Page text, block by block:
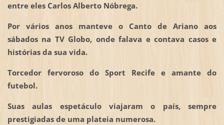
entre eles Carlos Alberto Nóbrega.
Por vários anos manteve o Canto de Ariano aos
sábados na TV Globo, onde falava e contava casos e
histórias da sua vida.
Torcedor fervoroso do Sport Recife e amante do
futebol.
Suas aulas espetáculo viajaram o país, sempre
prestigiadas de uma plateia numerosa.